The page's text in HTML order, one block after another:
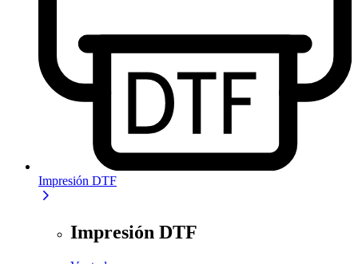
Impresión DTF
Impresión DTF